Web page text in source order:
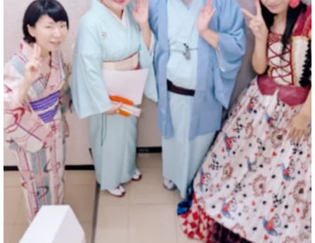
7 X
マジシャン派遣 パッションプリンセス【公式】
@comedy_illusion · 4 8月
お疲れ様です
ブログ更新しました
「マジシャン和歌山旅 白浜町・三段壁洞窟」
#企業公式がお疲れ様を言い合う
#旅行好きな人と繋がりたい
#一人旅